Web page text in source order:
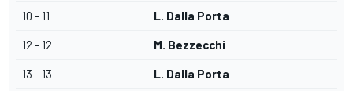
10 - 11 L. Dalla Porta
12 - 12 M. Bezzecchi
13 - 13 L. Dalla Porta